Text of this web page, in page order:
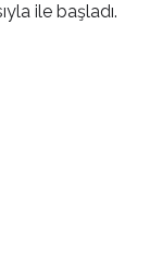
ile başladı.